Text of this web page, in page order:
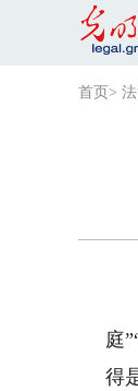
首页 >
庭
得